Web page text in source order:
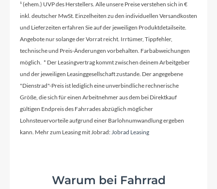
Schaltwerk
Speed
Rahmenmaterial
S, M, L, XL
e*thirteen e*spec Race Carbon Crank, 32T
¹ (ehem.) UVP des Herstellers. Alle unsere Preise verstehen sich in €
inkl. deutscher MwSt. Einzelheiten zu den individuellen Versandkosten
und Lieferzeiten erfahren Sie auf der jeweiligen Produktdetailseite.
Angebote nur solange der Vorrat reicht. Irrtümer, Tippfehler,
technische und Preis-Änderungen vorbehalten. Farbabweichungen
möglich. * Der Leasingvertrag kommt zwischen deinem Arbeitgeber
und der jeweiligen Leasinggesellschaft zustande. Der angegebene
"Dienstrad"-Preis ist lediglich eine unverbindliche rechnerische
Größe, die sich für einen Arbeitnehmer aus dem bei Direktkauf
gültigen Endpreis des Fahrrades abzüglich möglicher
Lohnsteuervorteile aufgrund einer Barlohnumwandlung ergeben
kann. Mehr zum Leasing mit Jobrad:Jobrad Leasing
Warum bei Fahrrad